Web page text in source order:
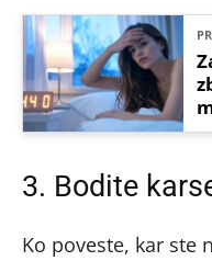
3. Bodite
Ko poveste, kar ste